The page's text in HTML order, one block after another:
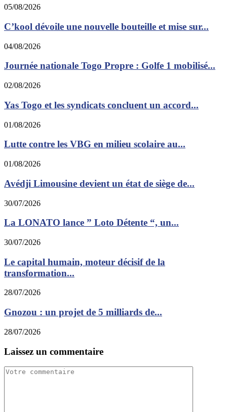
05/08/2026
C’kool dévoile une nouvelle bouteille et mise sur...
04/08/2026
Journée nationale Togo Propre : Golfe 1 mobilisé...
02/08/2026
Yas Togo et les syndicats concluent un accord...
01/08/2026
Lutte contre les VBG en milieu scolaire au...
01/08/2026
Avédji Limousine devient un état de siège de...
30/07/2026
La LONATO lance ” Loto Détente “, un...
30/07/2026
Le capital humain, moteur décisif de la
transformation...
28/07/2026
Gnozou : un projet de 5 milliards de...
28/07/2026
Laissez un commentaire